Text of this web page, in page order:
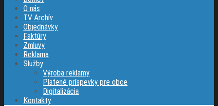
O nás
TV Archív
Objednávky
Faktúry
Zmluvy
Reklama
Služby
Výroba reklamy
Platené príspevky pre obce
Digitalizácia
Kontakty